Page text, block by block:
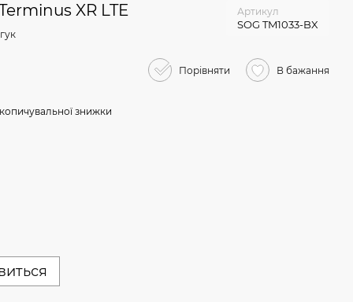
XR LTE Артикул
SOG TM1033-BX
Порівняти В бажання
знижки